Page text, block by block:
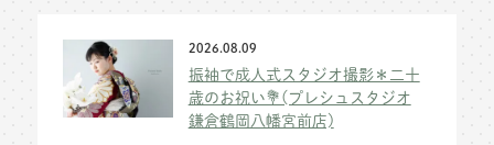
2026.08.09
振袖で成人式スタジオ撮影＊二十
歳のお祝い💐(プレシュスタジオ
鎌倉鶴岡八幡宮前店)